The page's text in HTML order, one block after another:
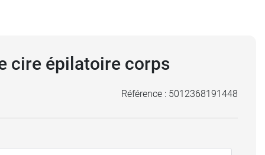
cire épilatoire corps
Référence : 5012368191448